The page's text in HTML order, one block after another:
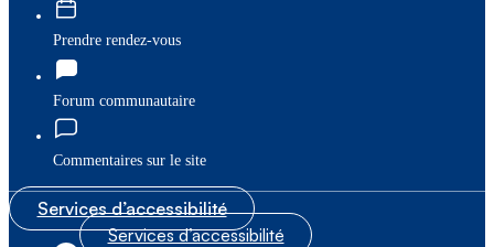
Prendre rendez-vous
Forum communautaire
Commentaires sur le site
Services d’accessibilité
Services d’accessibilité